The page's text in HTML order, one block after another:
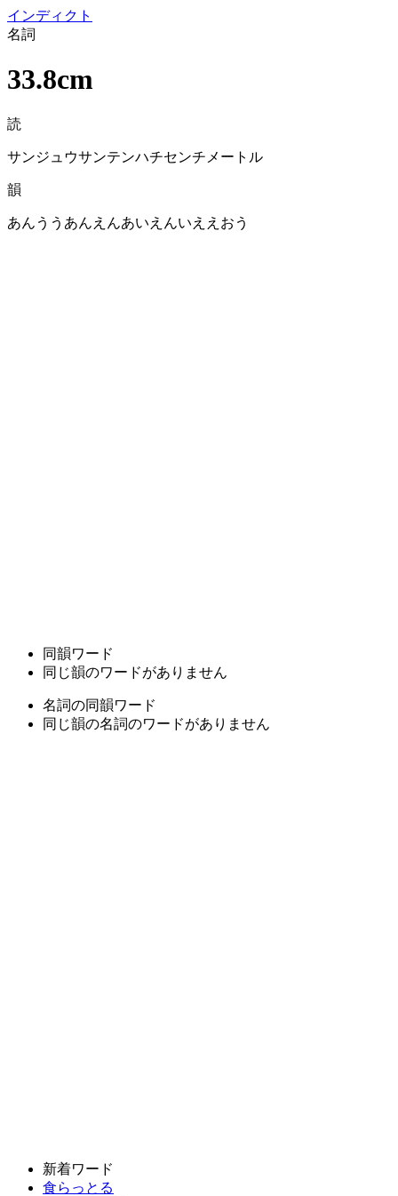
インディクト
名詞
33.8cm
読
サンジュウサンテンハチセンチメートル
韻
あんううあんえんあいえんいええおう
同韻ワード
同じ韻のワードがありません
名詞の同韻ワード
同じ韻の名詞のワードがありません
新着ワード
食らっとる